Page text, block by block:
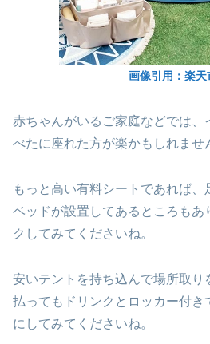
画像引用：楽天
赤ちゃんがいるご家庭などでは、
べたに座れた方が楽かもしれませ
もっと高い有料シートであれば
ベッドが設置してあるところもあ
クしてみてくださいね。
安いテントを持ち込んで場所取り
払ってもドリンクとロッカー付き
にしてみてくださいね。